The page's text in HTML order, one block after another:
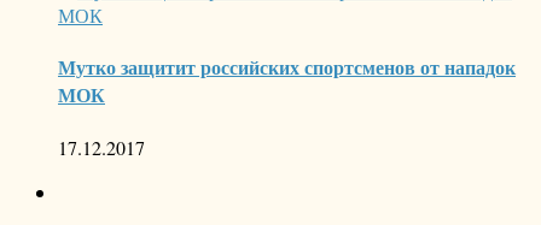
Мутко защитит российских спортсменов от нападок
МОК
17.12.2017